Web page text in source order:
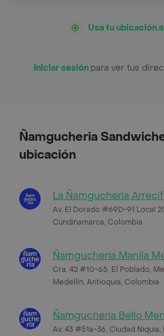
Usa tu ubicación
Iniciar sesión para ver tus
Ñamgucheria
ubicación
La Ñamgucheria
Av. El Dorado #69D-91 Local
Cundinamarca, Colombia
Ñamguchería Manila
Cra. 42 #10-65, El Poblado,
Medellín, Antioquia, Colombia
Ñamguchería Bello
Av. 43 #51a-36, Ciudad Niquia,